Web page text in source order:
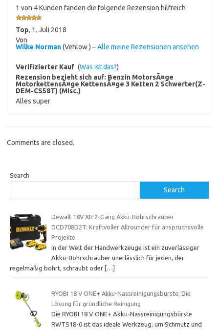
1 von 4 Kunden fanden die folgende Rezension hilfreich
Top, 1. Juli 2018
Von
Wilke Norman(Vehlow ) –Alle meine Rezensionen ansehen
Verifizierter Kauf (Was ist das?)
Rezension bezieht sich auf: Benzin MotorsÃ¤ge
MotorkettensÃ¤ge KettensÃ¤ge 3 Ketten 2 Schwerter(Z-
DEM-CS58T) (Misc.)
Alles super
Comments are closed.
Search
Search
Dewalt 18V XR 2-Gang Akku-Bohrschrauber
DCD708D2T: Kraftvoller Allrounder für anspruchsvolle
Projekte
In der Welt der Handwerkzeuge ist ein zuverlässiger
Akku-Bohrschrauber unerlässlich für jeden, der
regelmäßig bohrt, schraubt oder […]
RYOBI 18 V ONE+ Akku-Nassreinigungsbürste: Die
Lösung für gründliche Reinigung
Die RYOBI 18 V ONE+ Akku-Nassreinigungsbürste
RWTS18-0 ist das ideale Werkzeug, um Schmutz und